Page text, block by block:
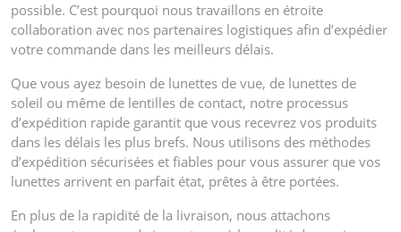
possible. C’est pourquoi nous travaillons en étroite
collaboration avec nos partenaires logistiques afin d’expédier
votre commande dans les meilleurs délais.
Que vous ayez besoin de lunettes de vue, de lunettes de
soleil ou même de lentilles de contact, notre processus
d’expédition rapide garantit que vous recevrez vos produits
dans les délais les plus brefs. Nous utilisons des méthodes
d’expédition sécurisées et fiables pour vous assurer que vos
lunettes arrivent en parfait état, prêtes à être portées.
En plus de la rapidité de la livraison, nous attachons